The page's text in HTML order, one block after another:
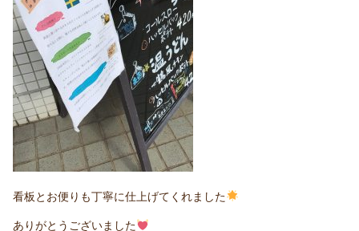
看板とお便りも丁寧に仕上げてくれました
ありがとうございました